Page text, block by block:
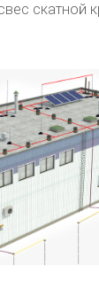
скатной